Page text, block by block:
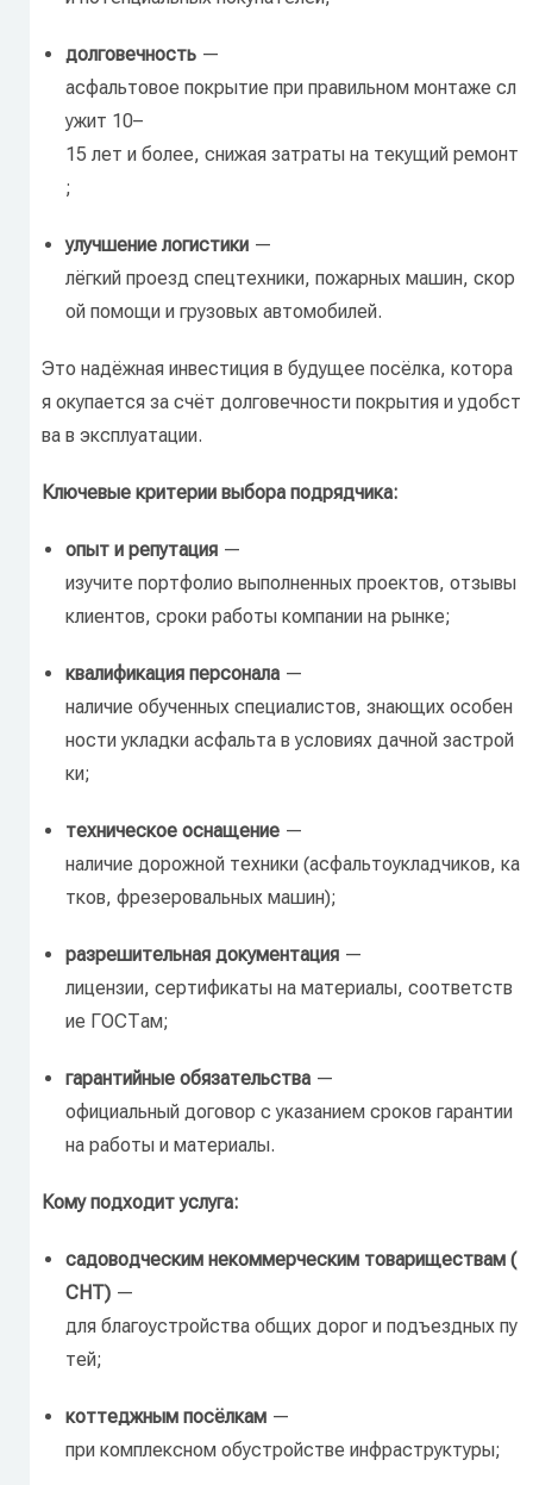
долговечность —
асфальтовое покрытие при правильном монтаже сл
ужит 10–
15 лет и более, снижая затраты на текущий ремонт
;
улучшение логистики —
лёгкий проезд спецтехники, пожарных машин, скор
ой помощи и грузовых автомобилей.
Это надёжная инвестиция в будущее посёлка, котора
я окупается за счёт долговечности покрытия иудобст
ва в эксплуатации.
Ключевые критерии выбора подрядчика:
опыт и репутация —
изучите портфолио выполненных проектов, отзывы
клиентов, сроки работы компании на рынке;
квалификация персонала —
наличие обученных специалистов, знающих особен
ностиукладки асфальта в условиях дачной застрой
ки;
техническое оснащение —
наличие дорожной техники (асфальтоукладчиков, ка
тков, фрезеровальных машин);
разрешительная документация —
лицензии, сертификаты на материалы, соответств
ие ГОСТам;
гарантийные обязательства —
официальный договор с указанием сроков гарантии
на работы и материалы.
Комуподходитуслуга:
садоводческим некоммерческим товариществам (
СНТ) —
для благоустройства общих дорог и подъездных пу
тей;
коттеджным посёлкам —
при комплексном обустройстве инфраструктуры;